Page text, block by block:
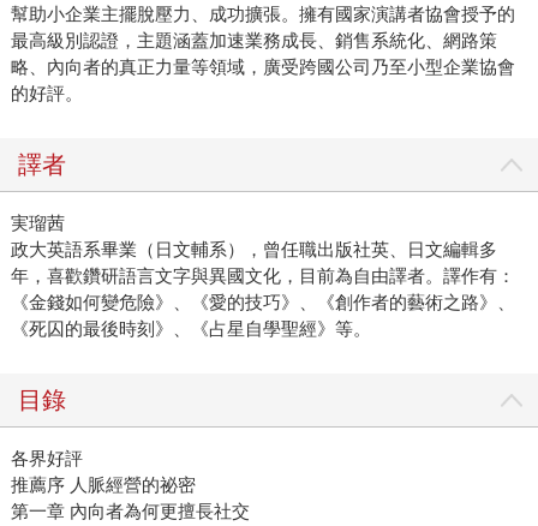
幫助小企業主擺脫壓力、成功擴張。擁有國家演講者協會授予的
最高級別認證，主題涵蓋加速業務成長、銷售系統化、網路策
略、內向者的真正力量等領域，廣受跨國公司乃至小型企業協會
的好評。
譯者
実瑠茜
政大英語系畢業（日文輔系），曾任職出版社英、日文編輯多
年，喜歡鑽研語言文字與異國文化，目前為自由譯者。譯作有：
《金錢如何變危險》、《愛的技巧》、《創作者的藝術之路》、
《死囚的最後時刻》、《占星自學聖經》等。
目錄
各界好評
推薦序 人脈經營的祕密
第一章 內向者為何更擅長社交